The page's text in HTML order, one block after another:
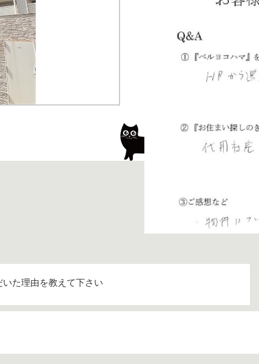
いた理由を教えて下さい